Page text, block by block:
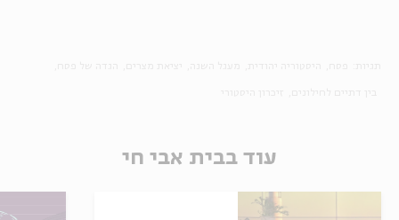
עוד בבית אבי חי